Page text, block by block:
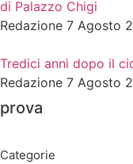
di Palazzo Chigi
Redazione 7 Agosto
Tredici anni dopo il
Redazione 7 Agosto
prova
Categorie